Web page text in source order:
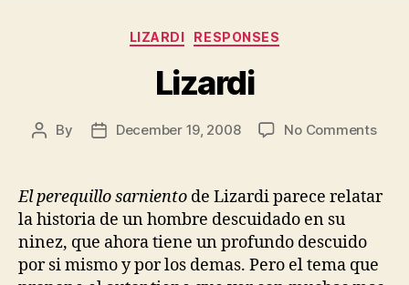
Categories
LIZARDI RESPONSES
Lizardi
Post
By
PostDecember 19, 2008 No Commentson
El perequillo sarniento de Lizardi parece relatar
la historia de un hombre descuidado en su
ninez, que ahora tiene un profundo descuido
por si mismo y por los demas. Pero el tema que